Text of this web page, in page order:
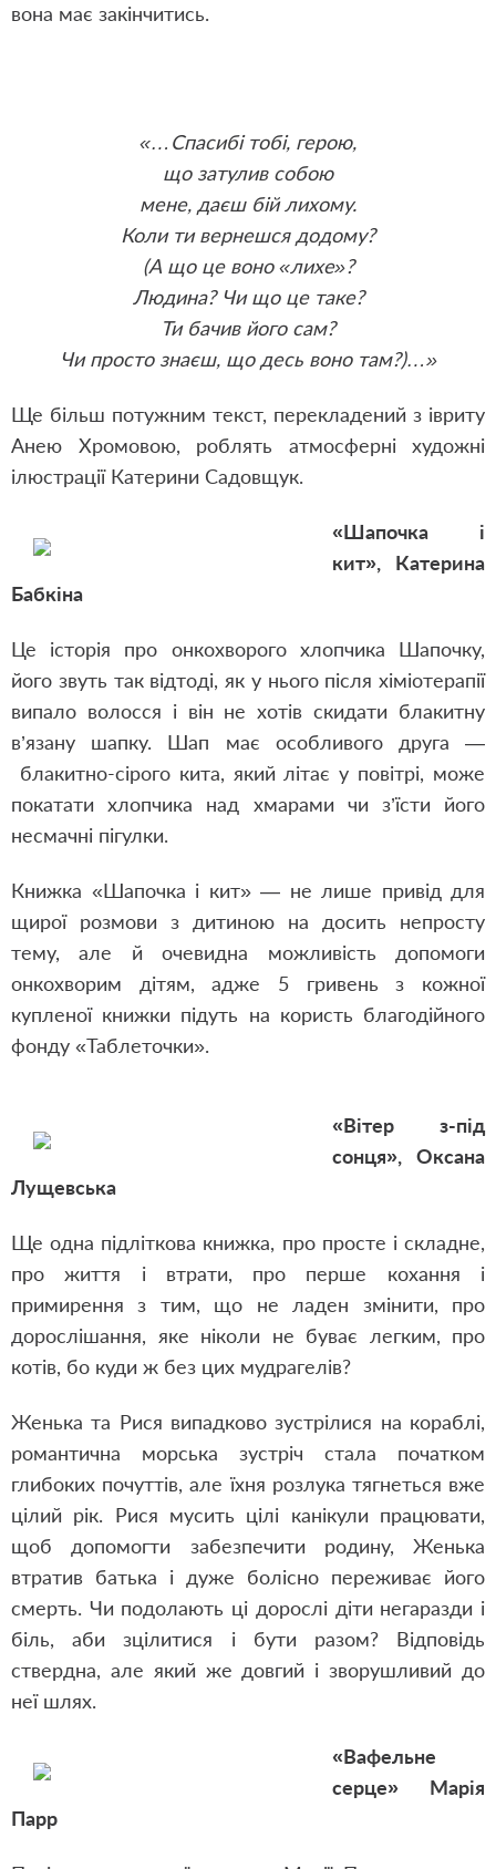
вона має закінчитись.
«…Спасибі тобі, герою,
що затулив собою
мене, даєш бій лихому.
Коли ти вернешся додому?
(А що це воно «лихе»?
Людина? Чи що це таке?
Ти бачив його сам?
Чи просто знаєш, що десь воно там?)…»
Ще більш потужним текст, перекладений з івриту
Анею Хромовою, роблять атмосферні художні
ілюстрації Катерини Садовщук.
«Шапочка і
кит», Катерина
Бабкіна
Це історія про онкохворого хлопчика Шапочку,
його звуть так відтоді, як у нього після хіміотерапії
випало волосся і він не хотів скидати блакитну
в’язану шапку. Шап має особливого друга —
блакитно-сірого кита, який літає у повітрі, може
покатати хлопчика над хмарами чи з’їсти його
несмачні пігулки.
Книжка «Шапочка і кит» — не лише привід для
щирої розмови з дитиною на досить непросту
тему, але й очевидна можливість допомоги
онкохворим дітям, адже 5 гривень з кожної
купленої книжки підуть на користь благодійного
фонду «Таблеточки».
«Вітер з-під
сонця», Оксана
Лущевська
Ще одна підліткова книжка, про просте і складне,
про життя і втрати, про перше кохання і
примирення з тим, що не ладен змінити, про
дорослішання, яке ніколи не буває легким, про
котів, бо куди ж без цих мудрагелів?
Женька та Рися випадково зустрілися на кораблі,
романтична морська зустріч стала початком
глибоких почуттів, але їхня розлука тягнеться вже
цілий рік. Рися мусить цілі канікули працювати,
щоб допомогти забезпечити родину, Женька
втратив батька і дуже болісно переживає його
смерть. Чи подолають ці дорослі діти негаразди і
біль, аби зцілитися і бути разом? Відповідь
ствердна, але який же довгий і зворушливий до
неї шлях.
«Вафельне
серце» Марія
Парр